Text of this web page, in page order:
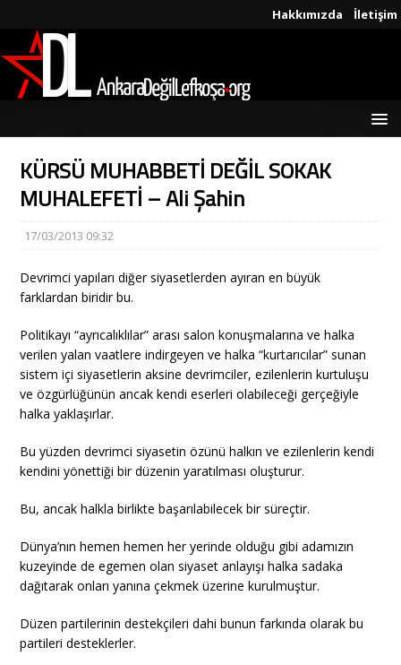
Hakkımızda İletişim
KÜRSÜ MUHABBETİ DEĞİL SOKAK
MUHALEFETİ – Ali Şahin
17/03/2013 09:32
Devrimci yapıları diğer siyasetlerden ayıran en büyük
farklardan biridir bu.
Politikayı “ayrıcalıklılar” arası salon konuşmalarına ve halka
verilen yalan vaatlere indirgeyen ve halka “kurtarıcılar” sunan
sistem içi siyasetlerin aksine devrimciler, ezilenlerin kurtuluşu
ve özgürlüğünün ancak kendi eserleri olabileceği gerçeğiyle
halka yaklaşırlar.
Bu yüzden devrimci siyasetin özünü halkın ve ezilenlerin kendi
kendini yönettiği bir düzenin yaratılması oluşturur.
Bu, ancak halkla birlikte başarılabilecek bir süreçtir.
Dünya’nın hemen hemen her yerinde olduğu gibi adamızın
kuzeyinde de egemen olan siyaset anlayışı halka sadaka
dağıtarak onları yanına çekmek üzerine kurulmuştur.
Düzen partilerinin destekçileri dahi bunun farkında olarak bu
partileri desteklerler.